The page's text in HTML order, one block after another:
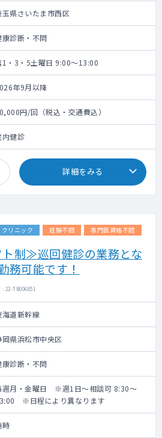
玉県さいたま市西区
康診断・不問
1・3・5土曜日 9:00～13:00
年9月以降
円/回（税込・交通費込）
内健診
詳細をみる
クリニック 経験不問 専門医資格不問
制≫巡回健診の業務とな
務可能です！
22-TB006851
海道新幹線
岡県浜松市中央区
康診断・不問
週月・金曜日 ※週1日～相談可 8:30～
※日程により異なります
時